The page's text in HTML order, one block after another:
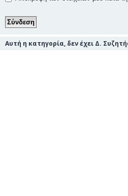
Αυτή η κατηγορία, δεν έχει Δ.